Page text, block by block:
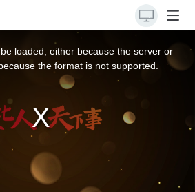
loaded, either because the server or
the format is not supported.